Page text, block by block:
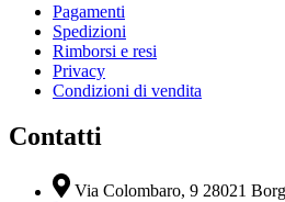
Pagamenti
Spedizioni
Rimborsi e resi
Privacy
Condizioni di vendita
Contatti
Via Colombaro, 9 28021